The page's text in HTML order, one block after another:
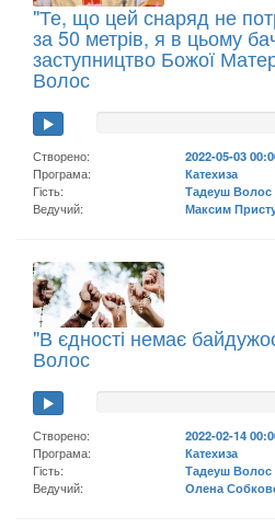
"Те, що цей снаряд не
за 50 метрів, я в цьому
заступництво Божої
Волос
Створено:
2022-05-03
Програма:
Катехиза
Гість:
Тадеуш Волос
Ведучий:
Максим
"В єдності немає
Волос
Створено:
2022-02-14
Програма:
Катехиза
Гість:
Тадеуш Волос
Ведучий:
Олена